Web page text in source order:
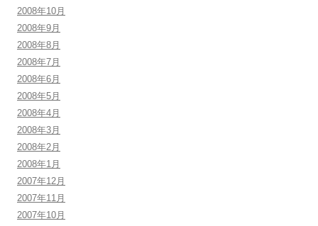
2008年10月
2008年9月
2008年8月
2008年7月
2008年6月
2008年5月
2008年4月
2008年3月
2008年2月
2008年1月
2007年12月
2007年11月
2007年10月